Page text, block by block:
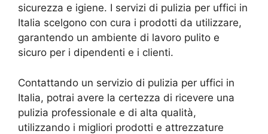
sicurezza e igiene. I servizi di pulizia per uffici in
Italia scelgono con cura i prodotti da utilizzare,
garantendo un ambiente di lavoro pulito e
sicuro per i dipendenti e i clienti.
Contattando un servizio di pulizia per uffici in
Italia, potrai avere la certezza di ricevere una
pulizia professionale e di alta qualità,
utilizzando i migliori prodotti e attrezzature